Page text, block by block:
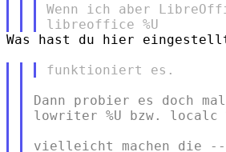
Wenn ich aber
Was hast du hier
Dann probier es doch
lowriter %U bzw. localc